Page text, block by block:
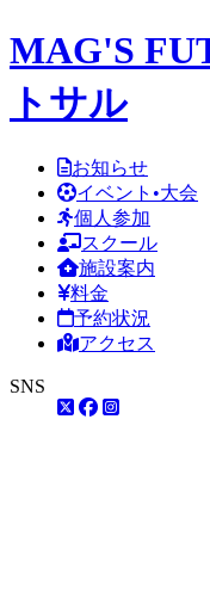
MAG'S
トサル
お知らせ
イベント•大会
個人参加
スクール
施設案内
料金
予約状況
アクセス
SNS